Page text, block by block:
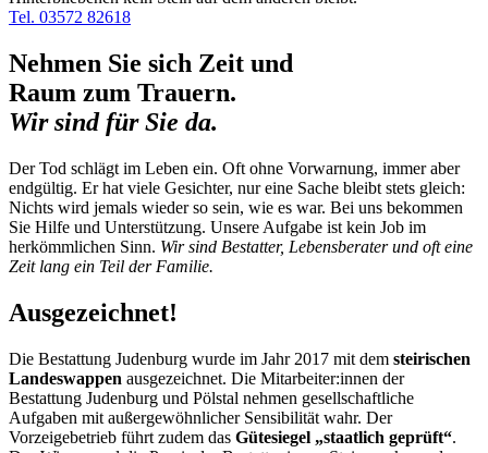
Tel. 03572 82618
Nehmen Sie sich Zeit und
Raum zum Trauern.
Wir sind für Sie da.
Der Tod schlägt im Leben ein. Oft ohne Vorwarnung, immer aber
endgültig. Er hat viele Gesichter, nur eine Sache bleibt stets gleich:
Nichts wird jemals wieder so sein, wie es war. Bei uns bekommen
Sie Hilfe und Unterstützung. Unsere Aufgabe ist kein Job im
herkömmlichen Sinn. Wir sind Bestatter, Lebensberater und oft eine
Zeit lang ein Teil der Familie.
Ausgezeichnet!
Die Bestattung Judenburg wurde im Jahr 2017 mit dem steirischen
Landeswappen ausgezeichnet. Die Mitarbeiter:innen der
Bestattung Judenburg und Pölstal nehmen gesellschaftliche
Aufgaben mit außergewöhnlicher Sensibilität wahr. Der
Vorzeigebetrieb führt zudem das Gütesiegel „staatlich geprüft“.